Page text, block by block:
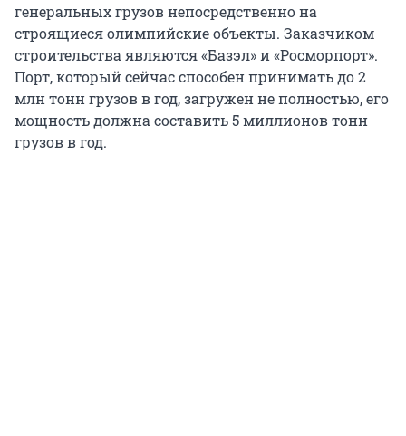
генеральных грузов непосредственно на
строящиеся олимпийские объекты. Заказчиком
строительства являются «Базэл» и «Росморпорт».
Порт, который сейчас способен принимать до 2
млн тонн грузов в год, загружен не полностью, его
мощность должна составить 5 миллионов тонн
грузов в год.